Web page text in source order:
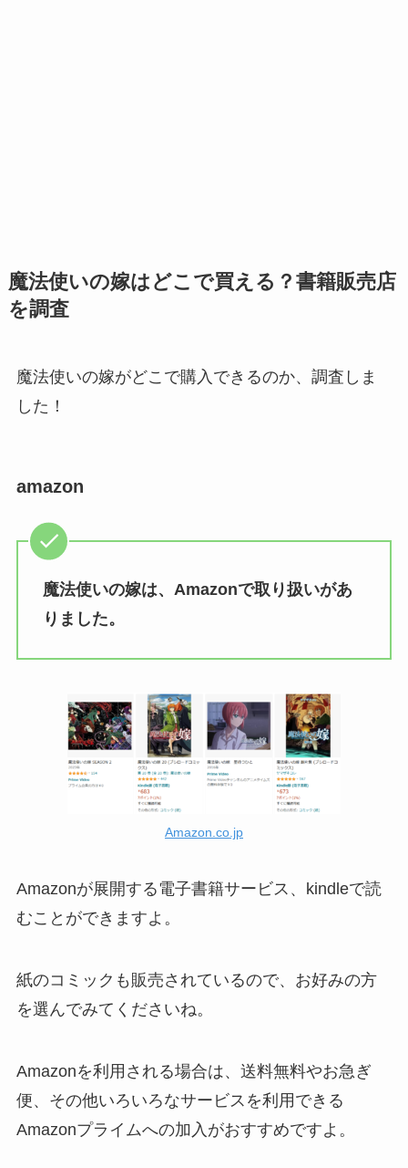
魔法使いの嫁はどこで買える？書籍販売店
を調査
魔法使いの嫁がどこで購入できるのか、調査しま
した！
amazon
魔法使いの嫁は、Amazonで取り扱いがあ
りました。
Amazon.co.jp
Amazonが展開する電子書籍サービス、kindleで読
むことができますよ。
紙のコミックも販売されているので、お好みの方
を選んでみてくださいね。
Amazonを利用される場合は、送料無料やお急ぎ
便、その他いろいろなサービスを利用できる
Amazonプライムへの加入がおすすめですよ。